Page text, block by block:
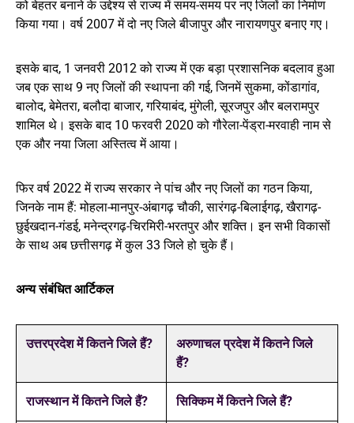
को बेहतर बनाने के उद्देश्य से राज्य में समय-समय पर नए जिलों का निर्माण
किया गया। वर्ष 2007 में दो नए जिले बीजापुर और नारायणपुर बनाए गए।
इसके बाद, 1 जनवरी 2012 को राज्य में एक बड़ा प्रशासनिक बदलाव हुआ
जब एक साथ 9 नए जिलों की स्थापना की गई, जिनमें सुकमा, कोंडागांव,
बालोद, बेमेतरा, बलौदा बाजार, गरियाबंद, मुंगेली, सूरजपुर और बलरामपुर
शामिल थे। इसके बाद 10 फरवरी 2020 को गौरेला-पेंड्रा-मरवाही नाम से
एक और नया जिला अस्तित्व में आया।
फिर वर्ष 2022 में राज्य सरकार ने पांच और नए जिलों का गठन किया,
जिनके नाम हैं: मोहला-मानपुर-अंबागढ़ चौकी, सारंगढ़-बिलाईगढ़, खैरागढ़-
छुईखदान-गंडई, मनेन्द्रगढ़-चिरमिरी-भरतपुर और शक्ति। इन सभी विकासों
के साथ अब छत्तीसगढ़ में कुल 33 जिले हो चुके हैं।
अन्य संबंधित आर्टिकल
उत्तरप्रदेश में कितने जिले हैं?
अरुणाचल प्रदेश में कितने जिले
हैं?
राजस्थान में कितने जिले हैं? सिक्किम में कितने जिले हैं?